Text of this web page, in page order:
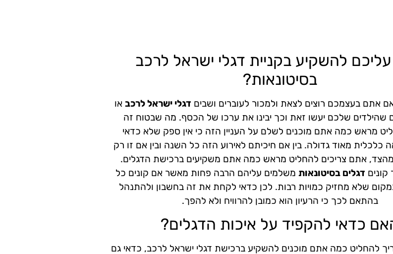
להשקיע בקניית דגלי ישראל לרכב
בסיטונאות?
אתם בעצמכם רוצים לצאת ולמכור לעוברים ושבים דגלי ישראל לרכב או
שהילדים שלכם יעשו זאת וכך יבינו את ערכו של הכסף. מה שבטוח זה
מראש כמה אתם מוכנים לשלם על העניין הזה כי אין ספק שלא כדאי
כלכלית מאוד גדולה. בין אם חיכיתם לאירוע הזה כל השנה ובין אם זו רק
אתם צריכים להחליט מראש כמה אתם משקיעים ברכישת הדגלים.
דגלים בסיטונאות משלמים עליהם הרבה פחות מאשר אם קונים כל
שלא מחזיק כמויות רבות. לכן כדאי לקחת את זה בחשבון ולהתנהל
בהתאם לכך כי הרעיון הוא כמובן להרוויח ולא להפך.
כדאי להקפיד על איכות הדגלים?
להחליט כמה אתם מוכנים להשקיע ברכישת דגלי ישראל לרכב, כדאי גם